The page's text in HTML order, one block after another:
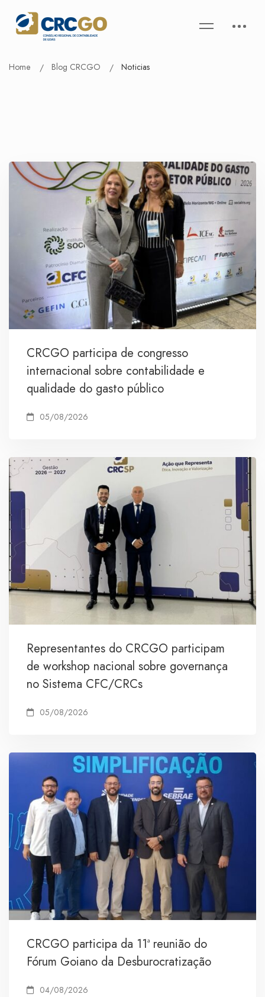
Home Blog CRCGO Noticias
CRCGO participa de congresso
internacional sobre contabilidade e
qualidade do gasto público
05/08/2026
Representantes do CRCGO participam
de workshop nacional sobre governança
no Sistema CFC/CRCs
05/08/2026
CRCGO participa da 11ª reunião do
Fórum Goiano da Desburocratização
04/08/2026